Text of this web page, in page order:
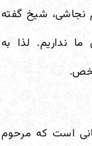
شیخ گفته
نداریم. لذا به
است که مرحوم